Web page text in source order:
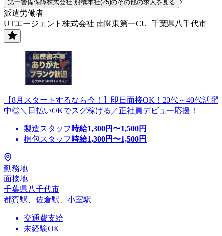
第一警備保障株式会社 船橋本社(25)のその他の求人を見る
派遣労働者
UTエージェント株式会社 南関東第一CU_千葉県八千代市
【8月スタートするなら今！】即日面接OK！20代～40代活躍
中◎＼日払いOKでスグ稼げる／正社員デビュー応援！
製造スタッフ 時給1,300円〜1,500円
梱包スタッフ 時給1,300円〜1,500円
勤務地
面接地
千葉県八千代市
都賀駅、佐倉駅、小室駅
交通費支給
未経験OK